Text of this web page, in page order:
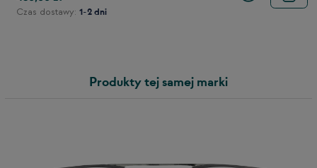
Czas dostawy: 1-2 dni
Produkty tej samej marki